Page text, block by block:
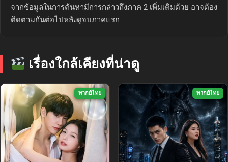
จากข้อมูลในการค้นหามีการกล่าวถึงภาค 2 เพิ่มเติมด้วย อาจต้อง
ติดตามกันต่อไปหลังดูจบภาคแรก
เรื่องใกล้เคียงที่น่าดู
พากย์ไทย พากย์ไทย